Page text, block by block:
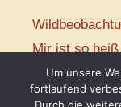
Mir ist so heiß
Mission:
Vogelwelt-
Um unsere
fortlaufend